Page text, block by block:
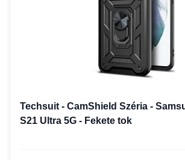
Techsuit - CamShield Széria -
S21 Ultra 5G - Fekete tok